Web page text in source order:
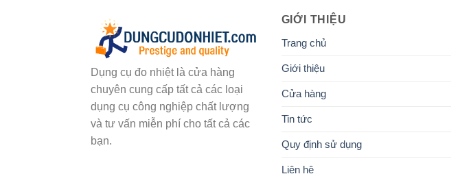
Dụng cụ đo nhiệt là cửa hàng
chuyên cung cấp tất cả các loại
dụng cụ công nghiệp chất lượng
và tư vấn miễn phí cho tất cả các
bạn.
GIỚI THIỆU
Trang chủ
Giới thiệu
Cửa hàng
Tin tức
Quy định sử dụng
Liên hệ